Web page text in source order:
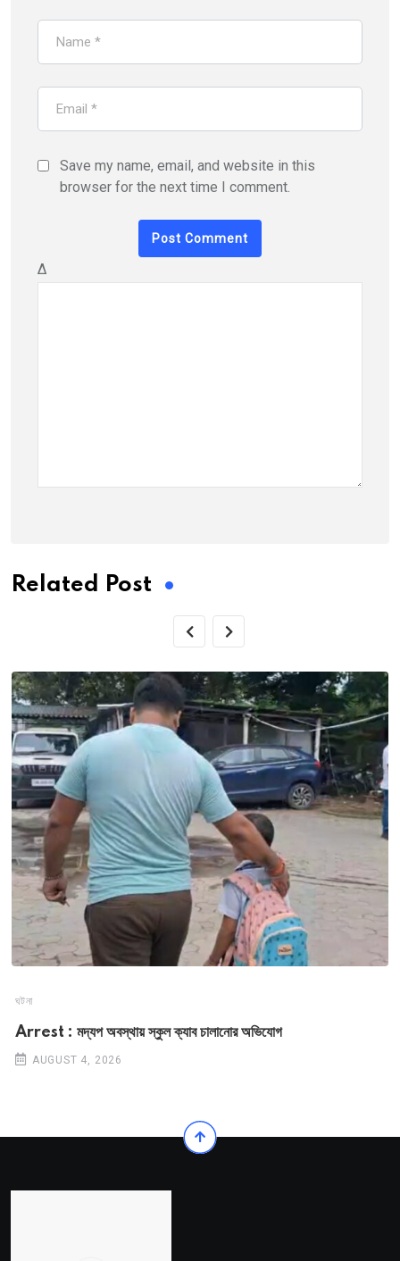
Save my name, email, and website in this
browser for the next time I comment.
Δ
Related Post
ঘটনা
Arrest : মদ্যপ অবস্থায় স্কুল ক্যাব চালানোর অভিযোগ
AUGUST 4, 2026